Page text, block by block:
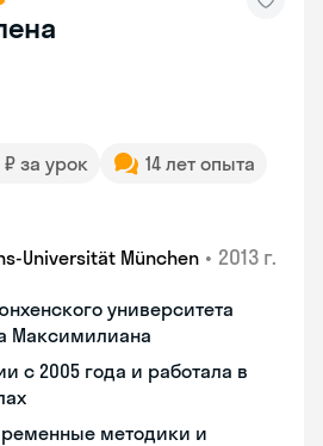
₽ за урок
14 лет опыта
Universität München • 2013 г.
университета
Максимилиана
с 2005 года и работала в
методики и